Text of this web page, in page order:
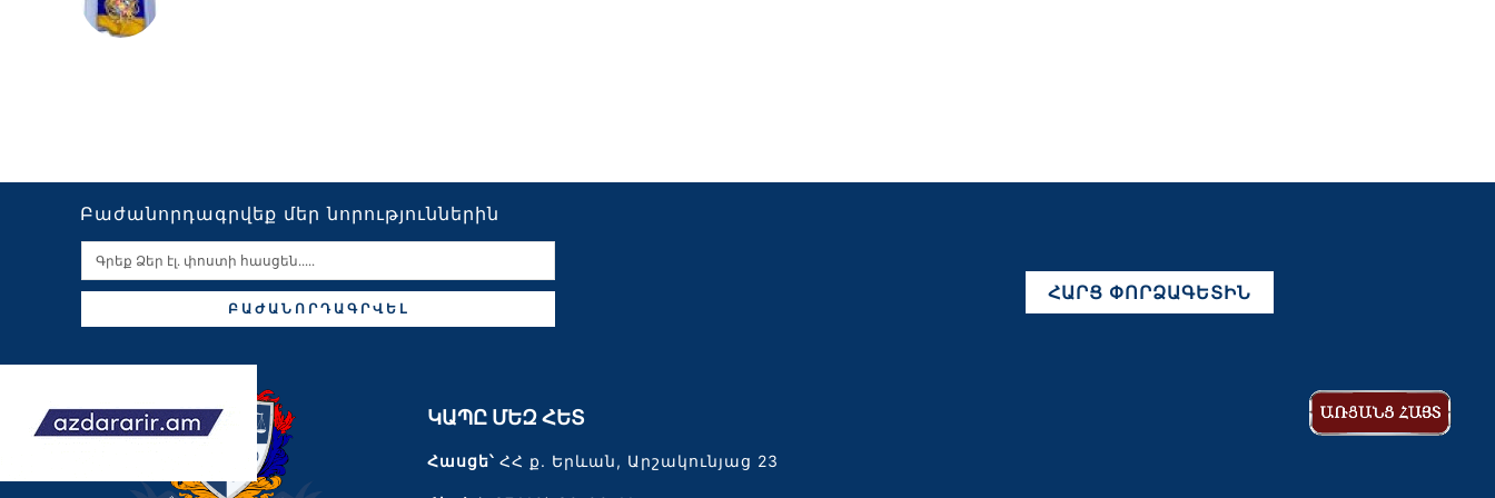
Բաժանորդագրվեք մեր նորություններին
ՀԱՐՑ ՓՈՐՁԱԳԵՏԻՆ
ԲԱԺԱՆՈՐԴԱԳՐՎԵԼ
ԿԱՊԸ ՄԵԶ ՀԵՏ
Հասցե՝ՀՀ ք. Երևան, Արշակունյաց 23